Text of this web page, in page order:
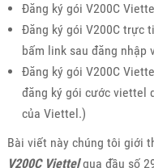
Đăng ký gói V200C
Đăng ký gói V200C trực
bấm link sau đăng nhập
Đăng ký gói V200C
đăng ký gói cước viettel
của Viettel.)
Bài viết này chúng tôi giới
V200C Viettelqua đầu số